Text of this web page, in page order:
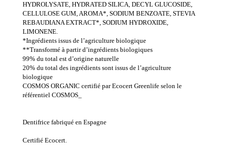
HYDROLYSATE, HYDRATED SILICA, DECYL GLUCOSIDE,
CELLULOSE GUM, AROMA*, SODIUM BENZOATE, STEVIA
REBAUDIANA EXTRACT*, SODIUM HYDROXIDE,
LIMONENE.
*Ingrédients issus de l’agriculture biologique
**Transformé à partir d’ingrédients biologiques
99% du total est d’origine naturelle
20% du total des ingrédients sont issus de l’agriculture
biologique
COSMOS ORGANIC certifié par Ecocert Greenlife selon le
référentiel COSMOS_
Dentifrice fabriqué en Espagne
Certifié Ecocert.